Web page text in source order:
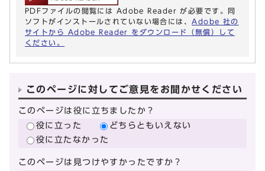
PDFファイルの閲覧には Adobe Reader が必要です。同
ソフトがインストールされていない場合には、 Adobe 社の
サイトから Adobe Reader をダウンロード（無償）して
ください。
このページに対してご意見をお聞かせください
このページは役に立ちましたか？
役に立った
どちらともいえない
役に立たなかった
このページは見つけやすかったですか？